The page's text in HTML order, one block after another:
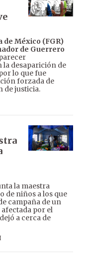
de México (FGR)
de Guerrero
desaparición de
lo que fue
forzada de
de justicia.
la maestra
de niños a los que
campaña de un
por el
a cerca de